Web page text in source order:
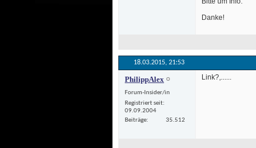
Danke!
18.03.2015, 21:53
PhilippAlex
Forum-Insider/in
Registriert seit
09.09.2004
Beiträge
35.512
Link?,......